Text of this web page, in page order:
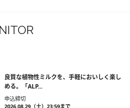
良質な植物性ミルクを、手軽においしく楽し
める。「ALP...
申込締切
2026.08.29（土）23:59まで